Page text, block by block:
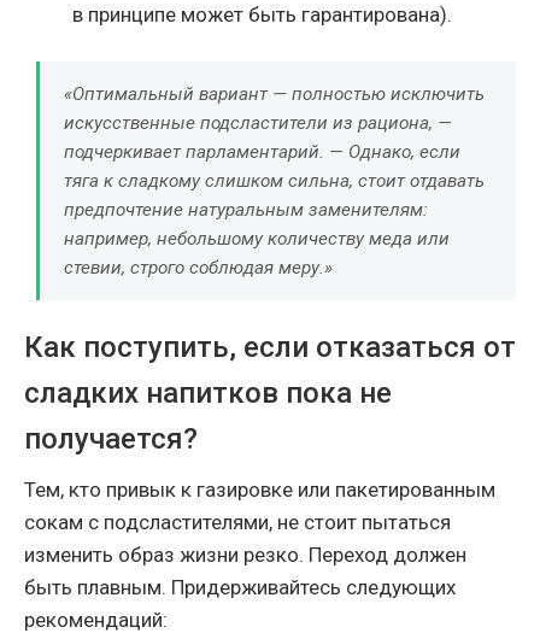
в принципе может быть гарантирована).
«Оптимальный вариант — полностью исключить
искусственные подсластители из рациона, —
подчеркивает парламентарий. — Однако, если
тяга к сладкому слишком сильна, стоит отдавать
предпочтение натуральным заменителям:
например, небольшому количеству меда или
стевии, строго соблюдая меру.»
Как поступить, если отказаться от
сладких напитков пока не
получается?
Тем, кто привык к газировке или пакетированным
сокам с подсластителями, не стоит пытаться
изменить образ жизни резко. Переход должен
быть плавным. Придерживайтесь следующих
рекомендаций: